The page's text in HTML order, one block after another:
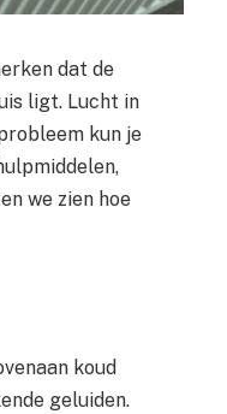
dat de
ligt. Lucht in
kun je
we zien hoe
koud
geluiden.